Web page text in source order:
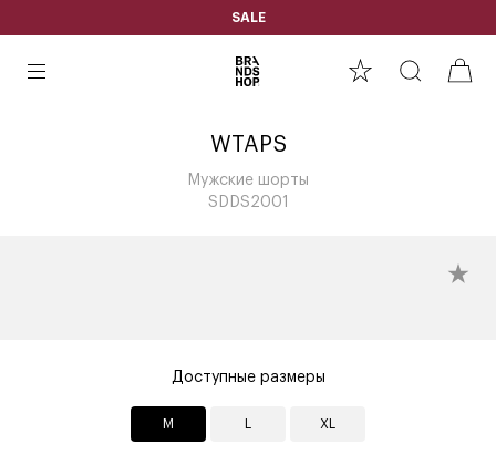
SALE
WTAPS
Мужские шорты
SDDS2001
Доступные размеры
M XL